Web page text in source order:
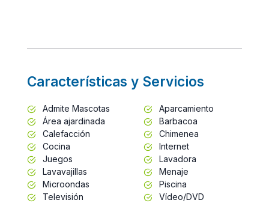
Características y Servicios
Admite Mascotas
Aparcamiento
Área ajardinada
Barbacoa
Calefacción
Chimenea
Cocina
Internet
Juegos
Lavadora
Lavavajillas
Menaje
Microondas
Piscina
Televisión
Vídeo/DVD